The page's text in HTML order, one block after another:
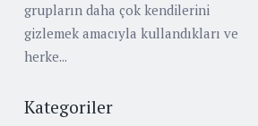
grupların daha çok kendilerini
gizlemek amacıyla kullandıkları ve
herke...
Kategoriler